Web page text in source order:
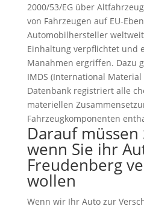
2000/53/EG über
von Fahrzeugen auf EU-
Automobilhersteller
Einhaltung verpflichtet und
Manahmen ergriffen. Dazu
IMDS (International Material
Datenbank registriert alle
materiellen
Fahrzeugkomponenten
Darauf müssen
wenn Sie ihr
Freudenberg
wollen
Wenn wir Ihr Auto zur